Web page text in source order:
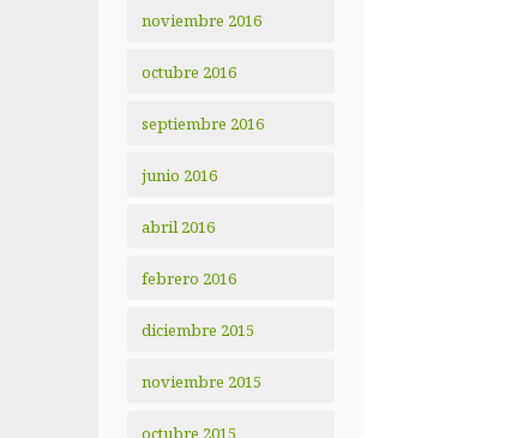
noviembre 2016
octubre 2016
septiembre 2016
junio 2016
abril 2016
febrero 2016
diciembre 2015
noviembre 2015